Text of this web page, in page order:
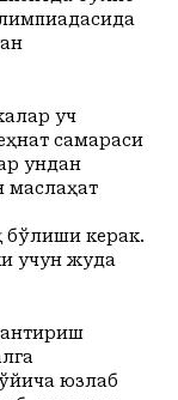
уч
самараси
ундан
маслаҳат
бўлиши керак.
учун жуда
юзлаб